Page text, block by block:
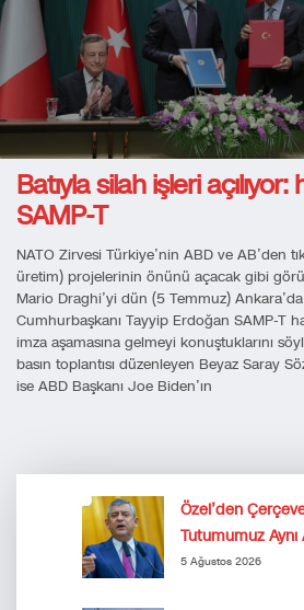
Batıyla silah işleri
SAMP-T
NATO Zirvesi Türkiye’nin ABD ve AB’den
üretim) projelerinin önünü açacak gibi
Mario Draghi’yi dün (5 Temmuz)
Cumhurbaşkanı Tayyip Erdoğan SAMP-T
imza aşamasına gelmeyi konuştuklarını
basın toplantısı düzenleyen Beyaz Saray
ise ABD Başkanı Joe Biden’ın
Özel’den
Tutumumuz Aynı
5 Ağustos 2026